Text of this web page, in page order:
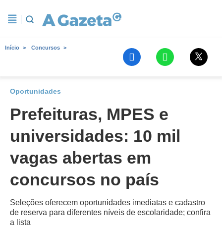
Início Concursos
Oportunidades
Prefeituras, MPES e
universidades: 10 mil
vagas abertas em
concursos no país
Seleções oferecem oportunidades imediatas e cadastro
de reserva para diferentes níveis de escolaridade; confira
a lista